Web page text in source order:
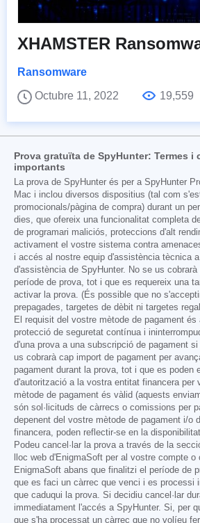
XHAMSTER
Ransomware
Octubre 11, 2022
19,559
Prova gratuïta de SpyHunter: Termes i
importants
La prova de SpyHunter és per a SpyHunter
Mac i inclou diversos dispositius (tal com
promocionals/pàgina de compra) durant un
dies, que ofereix una funcionalitat completa
de programari maliciós, proteccions d'alt
activament el vostre sistema contra
i accés al nostre equip d'assistència tècnica
d'assistència de SpyHunter. No se us cobrarà
període de prova, tot i que es requereix una
activar la prova. (És possible que no
prepagades, targetes de dèbit ni targetes
El requisit del vostre mètode de pagament és
protecció de seguretat contínua i
d'una prova a una subscripció de pagament
us cobrarà cap import de pagament per
pagament durant la prova, tot i que es poden
d'autorització a la vostra entitat financera per
mètode de pagament és vàlid (aquests
són sol·licituds de càrrecs o comissions per
depenent del vostre mètode de pagament i/o
financera, poden reflectir-se en la
Podeu cancel·lar la prova a través de la
lloc web d'EnigmaSoft per al vostre compte
EnigmaSoft abans que finalitzi el període de
que es faci un càrrec que venci i es processi
que caduqui la prova. Si decidiu cancel·lar
immediatament l'accés a SpyHunter. Si, per
que s'ha processat un càrrec que no volíeu